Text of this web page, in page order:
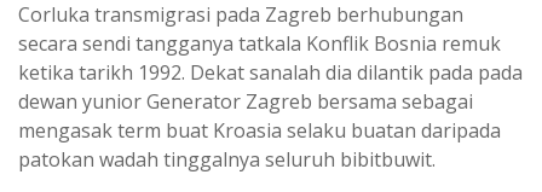
Corluka transmigrasi pada Zagreb berhubungan
secara sendi tangganya tatkala Konflik Bosnia remuk
ketika tarikh 1992. Dekat sanalah dia dilantik pada pada
dewan yunior Generator Zagreb bersama sebagai
mengasak term buat Kroasia selaku buatan daripada
patokan wadah tinggalnya seluruh bibitbuwit.